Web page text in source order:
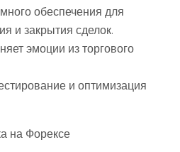
обеспечения для
и закрытия сделок.
эмоции из торгового
и оптимизация
на Форексе